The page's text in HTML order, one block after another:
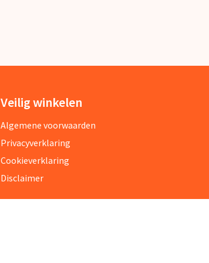
Veilig winkelen
Algemene voorwaarden
Privacyverklaring
Cookieverklaring
Disclaimer